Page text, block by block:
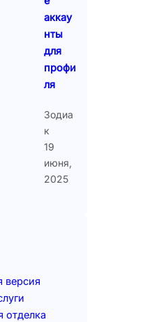
аккау
нты
для
профи
ля
Зодиа
к
19
июня,
2025
версия
отделка